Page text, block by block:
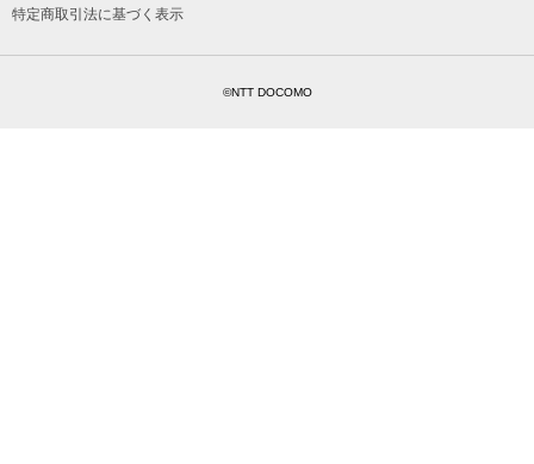
特定商取引法に基づく表示
©NTT DOCOMO